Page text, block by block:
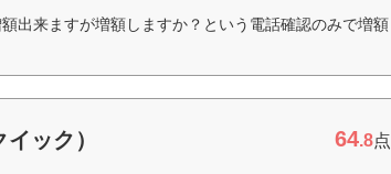
出来ますが増額しますか？という電話確認のみで増額
ック） 64.8点